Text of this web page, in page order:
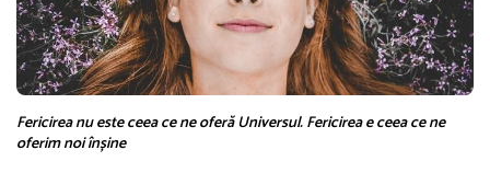
Fericirea nu este ceea ce ne oferă Universul. Fericirea e ceea ce ne
oferim noi înșine